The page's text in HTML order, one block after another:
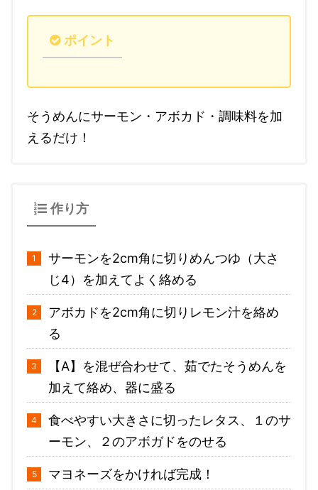
ポイント
そうめんにサーモン・アボカド・調味料を加
えるだけ！
作り方
サーモンを2cm角に切りめんつゆ（大さ
じ4）を加えてよく絡める
アボカドを2cm角に切りレモン汁を絡め
る
【A】を混ぜ合わせて、茹でたそうめんを
加えて絡め、器に盛る
食べやすい大きさに切ったレタス、１のサ
ーモン、２のアボガドをのせる
マヨネーズをかければ完成！